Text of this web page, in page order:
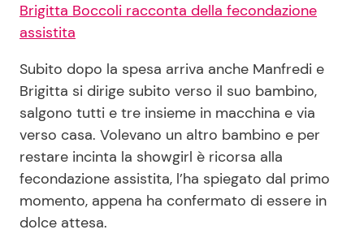
Privacy Policy
Brigitta Boccoli racconta della fecondazione
assistita
Subito dopo la spesa arriva anche Manfredi e
Brigitta si dirige subito verso il suo bambino,
salgono tutti e tre insieme in macchina e via
verso casa. Volevano un altro bambino e per
restare incinta la showgirl è ricorsa alla
fecondazione assistita, l’ha spiegato dal primo
momento, appena ha confermato di essere in
dolce attesa.